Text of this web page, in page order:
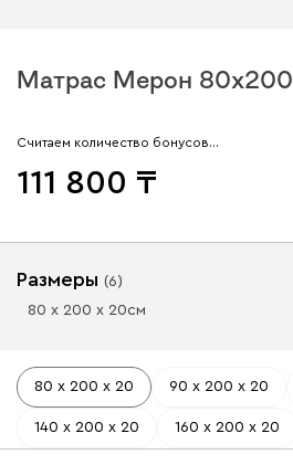
Матрас Мерон 80x200
Считаем количество бонусов…
111 800
Размеры (6)
80 х 200 х 20см
80 х 200 х 20 90 х 200 х 20
140 х 200 х 20 160 х 200 х 20